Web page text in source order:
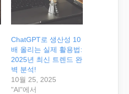
ChatGPT로 생산성 10
배 올리는 실제 활용법:
2025년 최신 트렌드 완
벽 분석!
10월 25, 2025
"AI"에서